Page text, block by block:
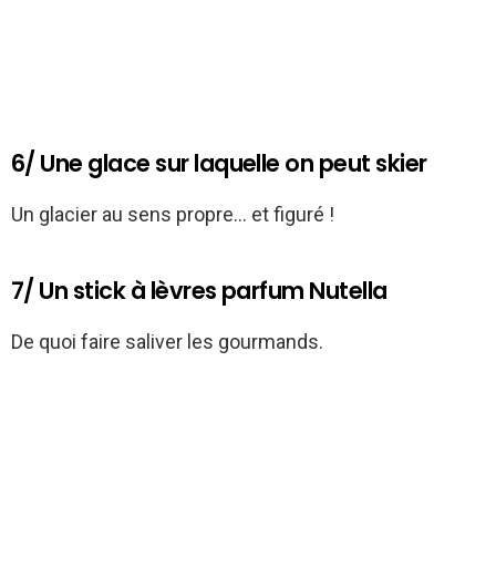
6/ Une glace sur laquelle on peut skier
Un glacier au sens propre… et figuré !
7/ Un stick à lèvres parfum Nutella
De quoi faire saliver les gourmands.